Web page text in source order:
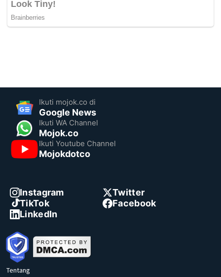
Ikuti mojok.co di
Google News
Ikuti WA Channel
Mojok.co
Ikuti Youtube Channel
Mojokdotco
Instagram
Twitter
TikTok
Facebook
LinkedIn
Tentang